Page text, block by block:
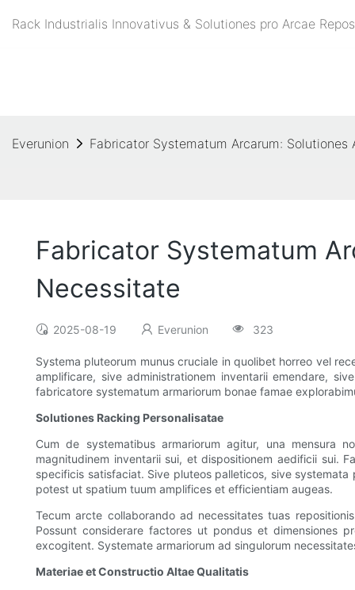
Rack Industrialis Innovativus & Solutiones pro Arcae
Everunion Fabricator Systematum Arcarum:
Fabricator Systematum
Necessitate
2025-08-19 Everunion 323
Systema pluteorum munus cruciale in quolibet horreo vel
amplificare, sive administrationem inventarii emendare,
fabricatore systematum armariorum bonae famae
Solutiones Racking Personalisatae
Cum de systematibus armariorum agitur, una mensura
magnitudinem inventarii sui, et dispositionem aedificii sui.
specificis satisfaciat. Sive pluteos palleticos, sive
potest ut spatium tuum amplifices et efficientiam augeas.
Tecum arcte collaborando ad necessitates tuas
Possunt considerare factores ut pondus et dimensiones
excogitent. Systemate armariorum ad singulorum
Materiae et Constructio Altae Qualitatis